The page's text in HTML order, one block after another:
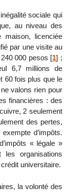
sociale qui
au niveau des
maison, licenciée
par une visite au
000 pesos [1] ;
6,7 millions de
60 fois plus que le
valons rien pour
financières : des
2 seulement
des pertes,
d’impôts.
« légale »
organisations
universitaire.
la volonté des